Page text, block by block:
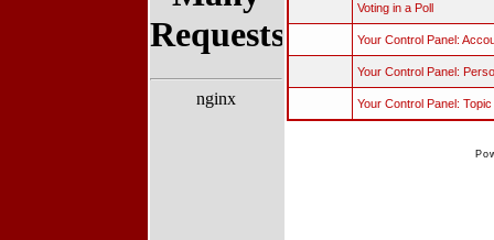
Voting in a Poll
Your Control Panel:
Your Control Panel:
Your Control Panel: